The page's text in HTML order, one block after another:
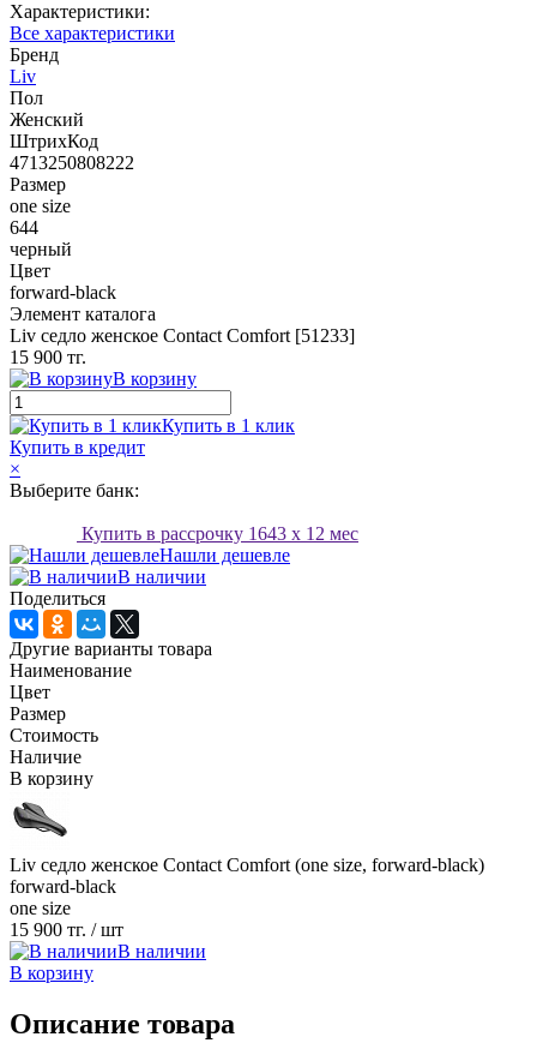
Характеристики:
Все характеристики
Бренд
Liv
Пол
Женский
ШтрихКод
4713250808222
Размер
one size
644
черный
Цвет
forward-black
Элемент каталога
Liv седло женское Contact Comfort [51233]
15 900 тг.
В корзину
Купить в 1 клик
Купить в кредит
×
Выберите банк:
Купить в рассрочку 1643 x 12 мес
Нашли дешевле
В наличии
Поделиться
Другие варианты товара
Наименование
Цвет
Размер
Стоимость
Наличие
В корзину
Liv седло женское Contact Comfort (one size, forward-black)
forward-black
one size
15 900 тг. / шт
В наличии
В корзину
Описание товара